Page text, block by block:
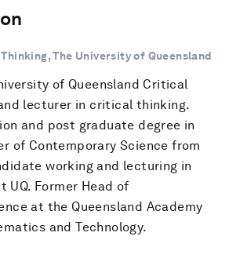
The University of Queensland
of Queensland Critical
lecturer in critical thinking.
and post graduate degree in
of Contemporary Science from
working and lecturing in
Former Head of
at the Queensland Academy
and Technology.